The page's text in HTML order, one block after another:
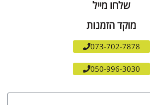
שלחו מייל
מוקד הזמנות
073-702-7878
050-996-3030